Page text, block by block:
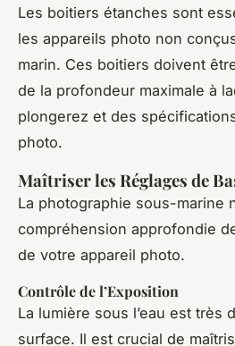
Les boitiers étanches sont
les appareils photo non
marin. Ces boitiers doivent
de la profondeur maximale à
plongerez et des
photo.
Maîtriser les Réglages de
La photographie sous-marine
compréhension approfondie
de votre appareil photo.
Contrôle de l’Exposition
La lumière sous l’eau est très
surface. Il est crucial de